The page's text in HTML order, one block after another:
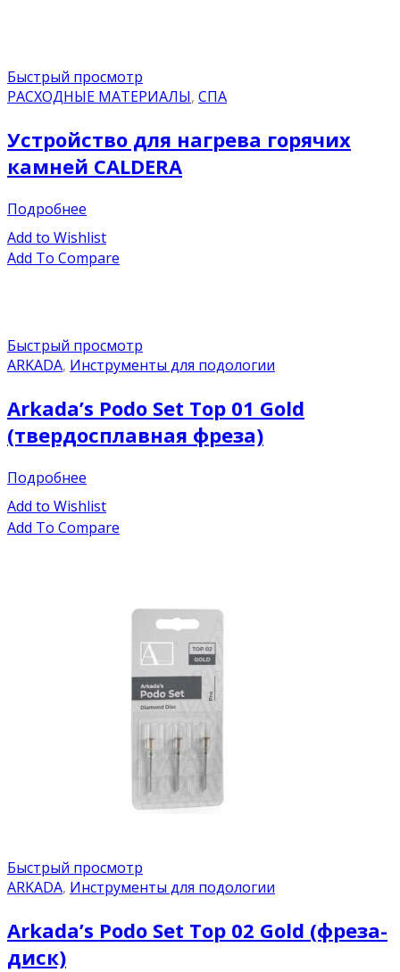
Быстрый просмотр
РАСХОДНЫЕ МАТЕРИАЛЫ, СПА
Устройство для нагрева горячих
камней CALDERA
Подробнее
Add to Wishlist
Add To Compare
Быстрый просмотр
ARKADA, Инструменты для подологии
Arkada’s Podo Set Top 01 Gold
(твердосплавная фреза)
Подробнее
Add to Wishlist
Add To Compare
Быстрый просмотр
ARKADA, Инструменты для подологии
Arkada’s Podo Set Top 02 Gold (фреза-
диск)